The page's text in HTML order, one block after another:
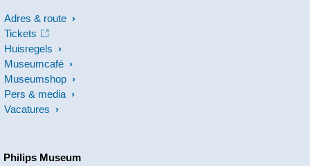
Adres & route
Tickets
Huisregels
Museumcafé
Museumshop
Pers & media
Vacatures
Philips Museum